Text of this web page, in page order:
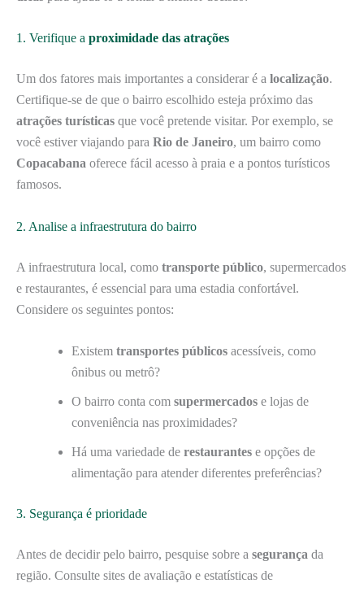
1. Verifique a proximidade das atrações
Um dos fatores mais importantes a considerar é a localização.
Certifique-se de que o bairro escolhido esteja próximo das
atrações turísticas que você pretende visitar. Por exemplo, se
você estiver viajando para Rio de Janeiro, um bairro como
Copacabana oferece fácil acesso à praia e a pontos turísticos
famosos.
2. Analise a infraestrutura do bairro
A infraestrutura local, como transporte público, supermercados
e restaurantes, é essencial para uma estadia confortável.
Considere os seguintes pontos:
Existem transportes públicos acessíveis, como
ônibus ou metrô?
O bairro conta com supermercados e lojas de
conveniência nas proximidades?
Há uma variedade de restaurantes e opções de
alimentação para atender diferentes preferências?
3. Segurança é prioridade
Antes de decidir pelo bairro, pesquise sobre a segurança da
região. Consulte sites de avaliação e estatísticas de